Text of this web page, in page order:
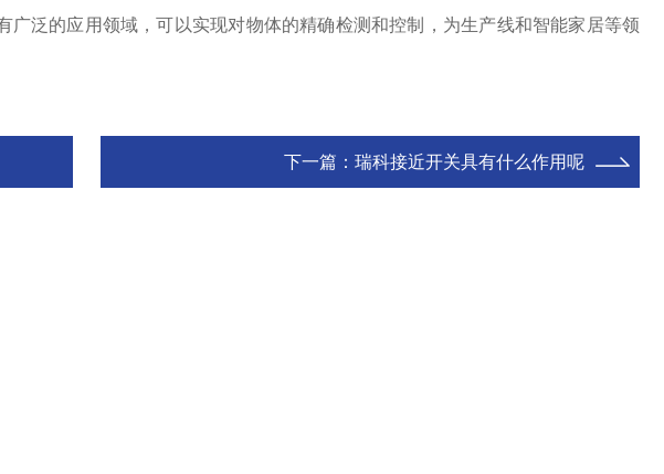
泛的应用领域，可以实现对物体的精确检测和控制，为生产线和智能家居等领
下一篇： 瑞科接近开关具有什么作用呢